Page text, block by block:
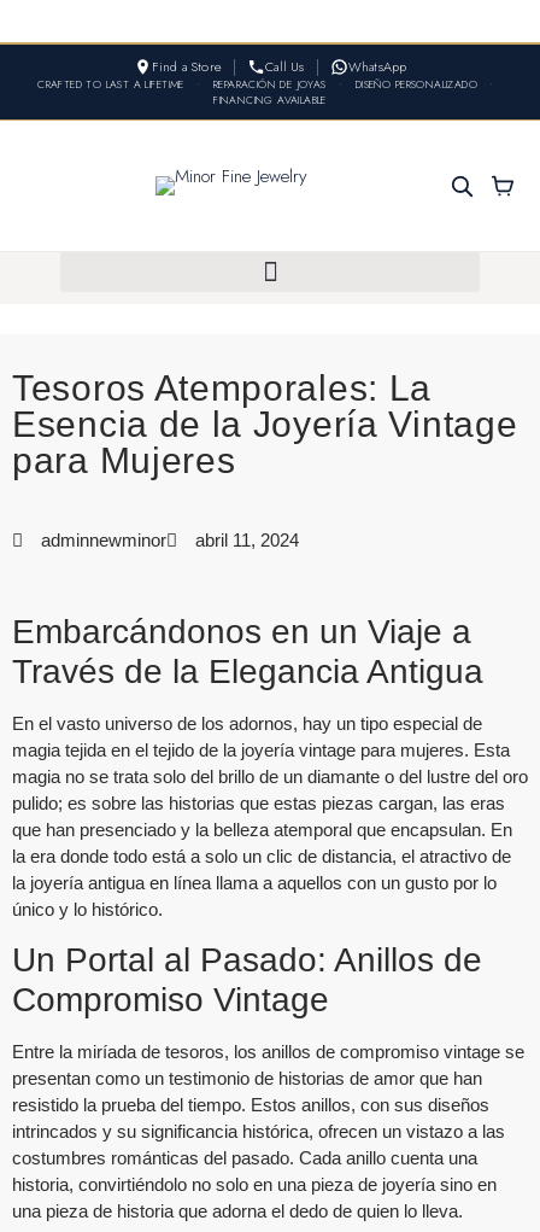
Find a Store Call Us WhatsApp
CRAFTED TO LAST A LIFETIME • REPARACIÓN DE JOYAS • DISEÑO PERSONALIZADO
•
FINANCING AVAILABLE
Tesoros Atemporales: La
Esencia de la Joyería Vintage
para Mujeres
adminnewminor abril 11, 2024
Embarcándonos en un Viaje a
Través de la Elegancia Antigua
En el vasto universo de los adornos, hay un tipo especial de
magia tejida en el tejido de la joyería vintage para mujeres. Esta
magia no se trata solo del brillo de un diamante o del lustre del oro
pulido; es sobre las historias que estas piezas cargan, las eras
que han presenciado y la belleza atemporal que encapsulan. En
la era donde todo está a solo un clic de distancia, el atractivo de
la joyería antigua en línea llama a aquellos con un gusto por lo
único y lo histórico.
Un Portal al Pasado: Anillos de
Compromiso Vintage
Entre la miríada de tesoros, los anillos de compromiso vintage se
presentan como un testimonio de historias de amor que han
resistido la prueba del tiempo. Estos anillos, con sus diseños
intrincados y su significancia histórica, ofrecen un vistazo a las
costumbres románticas del pasado. Cada anillo cuenta una
historia, convirtiéndolo no solo en una pieza de joyería sino en
una pieza de historia que adorna el dedo de quien lo lleva.